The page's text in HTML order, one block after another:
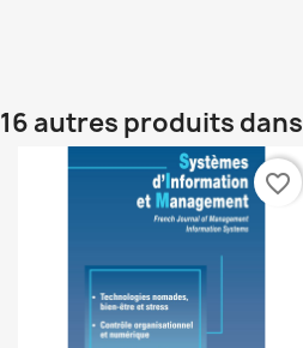
16 autres produits
favorite_border